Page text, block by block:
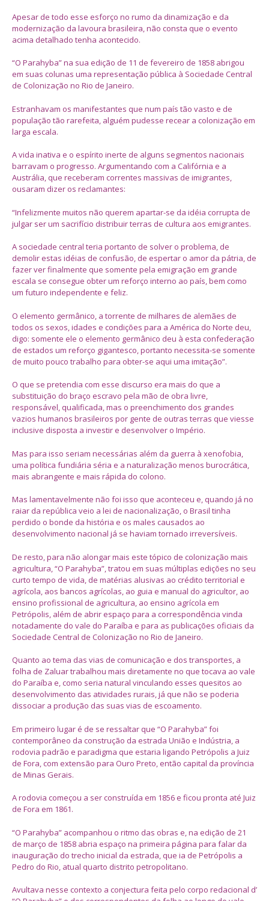
Apesar de todo esse esforço no rumo da dinamização e da
modernização da lavoura brasileira, não consta que o evento
acima detalhado tenha acontecido.
“O Parahyba” na sua edição de 11 de fevereiro de 1858 abrigou
em suas colunas uma representação pública à Sociedade Central
de Colonização no Rio de Janeiro.
Estranhavam os manifestantes que num país tão vasto e de
população tão rarefeita, alguém pudesse recear a colonização em
larga escala.
A vida inativa e o espírito inerte de alguns segmentos nacionais
barravam o progresso. Argumentando com a Califórnia e a
Austrália, que receberam correntes massivas de imigrantes,
ousaram dizer os reclamantes:
“Infelizmente muitos não querem apartar-se da idéia corrupta de
julgar ser um sacrifício distribuir terras de cultura aos emigrantes.
A sociedade central teria portanto de solver o problema, de
demolir estas idéias de confusão, de espertar o amor da pátria, de
fazer ver finalmente que somente pela emigração em grande
escala se consegue obter um reforço interno ao país, bem como
um futuro independente e feliz.
O elemento germânico, a torrente de milhares de alemães de
todos os sexos, idades e condições para a América do Norte deu,
digo: somente ele o elemento germânico deu à esta confederação
de estados um reforço gigantesco, portanto necessita-se somente
de muito pouco trabalho para obter-se aqui uma imitação”.
O que se pretendia com esse discurso era mais do que a
substituição do braço escravo pela mão de obra livre,
responsável, qualificada, mas o preenchimento dos grandes
vazios humanos brasileiros por gente de outras terras que viesse
inclusive disposta a investir e desenvolver o Império.
Mas para isso seriam necessárias além da guerra à xenofobia,
uma política fundiária séria e a naturalização menos burocrática,
mais abrangente e mais rápida do colono.
Mas lamentavelmente não foi isso que aconteceu e, quando já no
raiar da república veio a lei de nacionalização, o Brasil tinha
perdido o bonde da história e os males causados ao
desenvolvimento nacional já se haviam tornado irreversíveis.
De resto, para não alongar mais este tópico de colonização mais
agricultura, “O Parahyba”, tratou em suas múltiplas edições no seu
curto tempo de vida, de matérias alusivas ao crédito territorial e
agrícola, aos bancos agrícolas, ao guia e manual do agricultor, ao
ensino profissional de agricultura, ao ensino agrícola em
Petrópolis, além de abrir espaço para a correspondência vinda
notadamente do vale do Paraíba e para as publicações oficiais da
Sociedade Central de Colonização no Rio de Janeiro.
Quanto ao tema das vias de comunicação e dos transportes, a
folha de Zaluar trabalhou mais diretamente no que tocava ao vale
do Paraíba e, como seria natural vinculando esses quesitos ao
desenvolvimento das atividades rurais, já que não se poderia
dissociar a produção das suas vias de escoamento.
Em primeiro lugar é de se ressaltar que “O Parahyba” foi
contemporâneo da construção da estrada União e Indústria, a
rodovia padrão e paradigma que estaria ligando Petrópolis a Juiz
de Fora, com extensão para Ouro Preto, então capital da província
de Minas Gerais.
A rodovia começou a ser construída em 1856 e ficou pronta até Juiz
de Fora em 1861.
“O Parahyba” acompanhou o ritmo das obras e, na edição de 21
de março de 1858 abria espaço na primeira página para falar da
inauguração do trecho inicial da estrada, que ia de Petrópolis a
Pedro do Rio, atual quarto distrito petropolitano.
Avultava nesse contexto a conjectura feita pelo corpo redacional d’